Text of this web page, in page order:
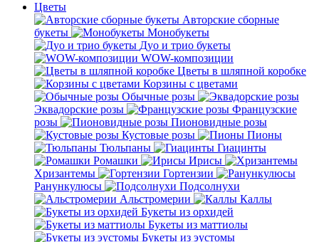
Цветы
Авторские сборные
букеты
Монобукеты
Дуо и трио букеты
WOW-композиции
Цветы в шляпной коробке
Корзины с цветами
Обычные розы
Эквадорские розы
Французские
розы
Пионовидные розы
Кустовые розы
Пионы
Тюльпаны
Гиацинты
Ромашки
Ирисы
Хризантемы
Гортензии
Ранункулюсы
Подсолнухи
Альстромерии
Каллы
Букеты из орхидей
Букеты из маттиолы
Букеты из эустомы